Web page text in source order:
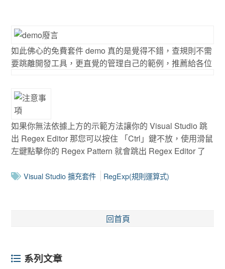
如此佛心的免費套件 demo 真的是覺得不錯，查規則不需
要跳離開發工具，更直覺的管理自己的範例，推薦給各位
如果你無法依據上方的示範方法讓你的 Visual Studio 跳
出 Regex Editor 那您可以按住 「Ctrl」鍵不放，使用滑鼠
左鍵點擊你的 Regex Pattern 就會跳出 Regex Editor 了
Visual Studio 擴充套件 RegExp(規則運算式)
回首頁
系列文章